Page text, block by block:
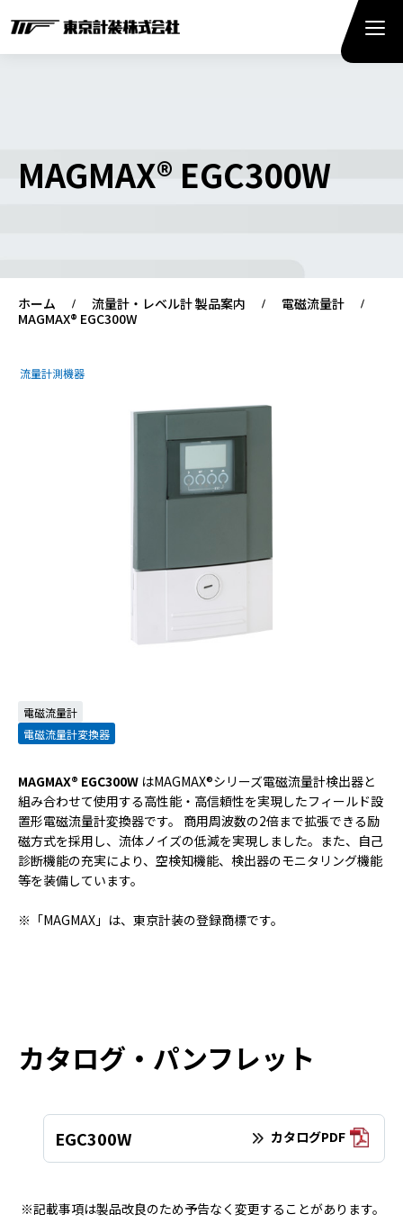
MAGMAX® EGC300W
ホーム 流量計・レベル計 製品案内
電磁流量計
MAGMAX® EGC300W
流量計測機器
電磁流量計
電磁流量計変換器
MAGMAX® EGC300W はMAGMAX®シリーズ電磁流量計検出器と
組み合わせて使用する高性能・高信頼性を実現したフィールド設
置形電磁流量計変換器です。 商用周波数の2倍まで拡張できる励
磁方式を採用し、流体ノイズの低減を実現しました。また、自己
診断機能の充実により、空検知機能、検出器のモニタリング機能
等を装備しています。
※「MAGMAX」は、東京計装の登録商標です。
カタログ・パンフレット
EGC300W カタログPDF
※記載事項は製品改良のため予告なく変更することがあります。